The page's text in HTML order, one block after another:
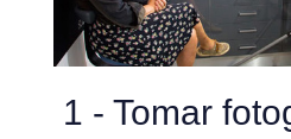
1 - Tomar